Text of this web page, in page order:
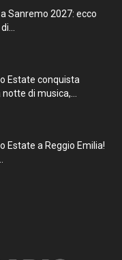
Sanremo 2027: ecco
Estate conquista
notte di musica,...
Estate a Reggio Emilia!